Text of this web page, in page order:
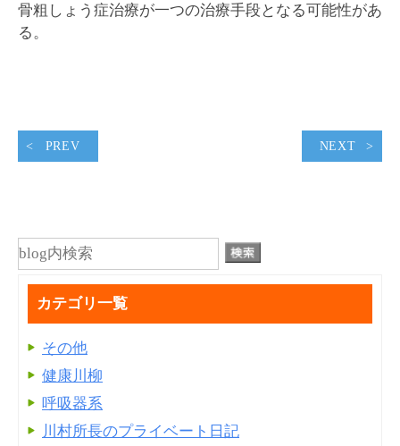
骨粗しょう症治療が一つの治療手段となる可能性があ
る。
PREV NEXT
カテゴリ一覧
その他
健康川柳
呼吸器系
川村所長のプライベート日記